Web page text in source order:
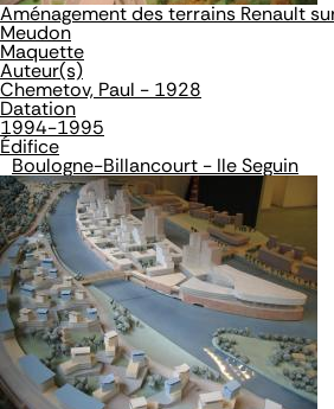
Aménagement des terrains Renault
Meudon
Maquette
Auteur(s)
Chemetov, Paul - 1928
Datation
1994-1995
Édifice
Boulogne-Billancourt - Ile Seguin